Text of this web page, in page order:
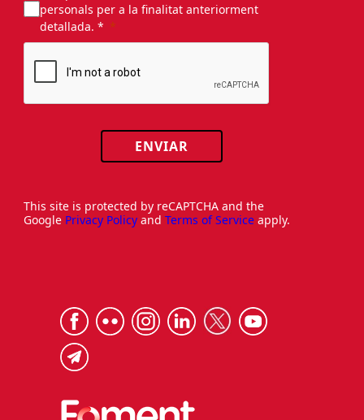
personals per a la finalitat anteriorment
detallada. *
ENVIAR
This site is protected by reCAPTCHA and the
Google Privacy Policy and Terms of Service apply.